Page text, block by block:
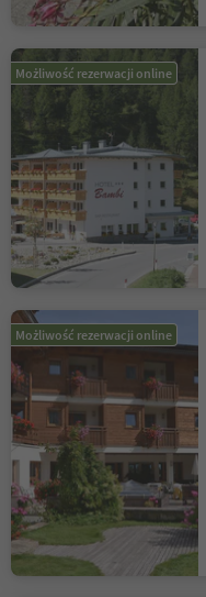
Możliwość rezerwacji online
Możliwość rezerwacji online